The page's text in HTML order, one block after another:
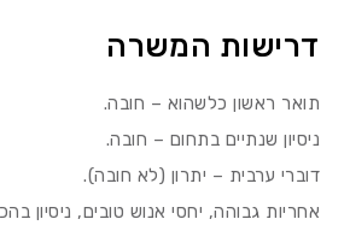
דרישות המשרה
תואר ראשון כלשהוא – חובה.
ניסיון שנתיים בתחום – חובה.
דוברי ערבית – יתרון (לא חובה).
אחריות גבוהה, יחסי אנוש טובים, ניסיון